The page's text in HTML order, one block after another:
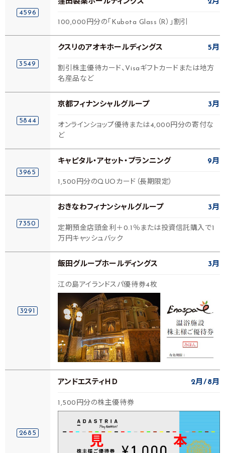
4596
窪田製薬ホールディングス 2月
100,000円分の「Kubota Glass（R）」割引
3549
クスリのアオキホールディングス 5月
割引株主優待カード、Visaギフトカードまたは地方
名産品など
5844
京都フィナンシャルグループ 3月
オンラインショップ優待または4,000円分の寄付な
ど
3965
キャピタル・アセット・プランニング 9月
1,500円分のQUOカード（長期限定）
7350
おきなわフィナンシャルグループ 3月
定期預金店頭金利＋0.1％または投資信託購入で1
万円キャッシュバック
3291
飯田グループホールディングス 3月
江の島アイランドスパ優待券4枚
2685
アンドエスティＨＤ 2月 8月
1,500円分の株主優待券